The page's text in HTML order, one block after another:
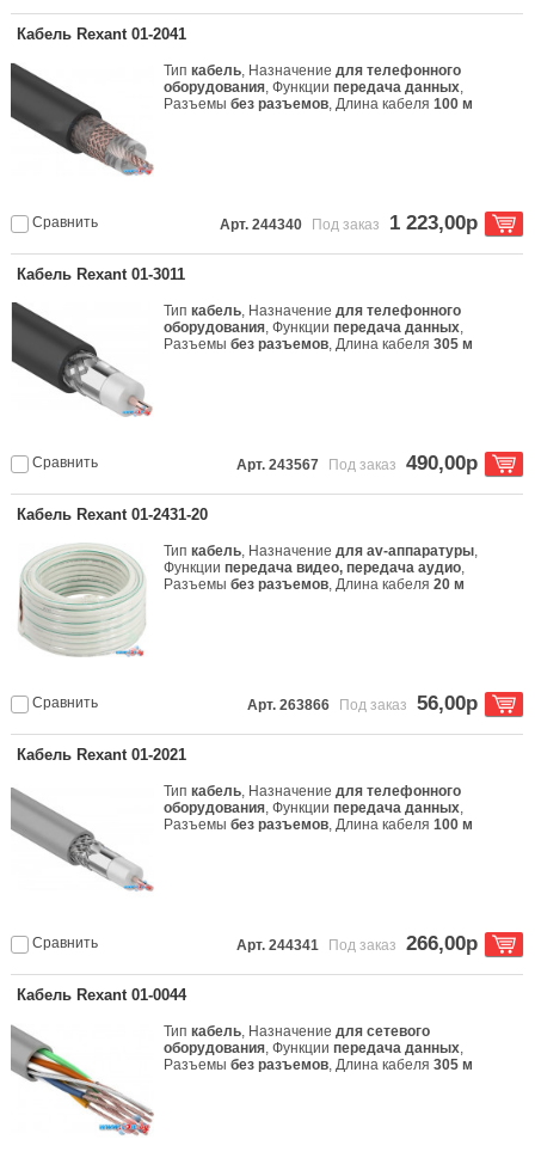
Кабель Rexant 01-2041
Типкабель, Назначениедля телефонного
оборудования, Функциипередача данных,
Разъемыбез разъемов, Длина кабеля100 м
Сравнить Арт. 244340 Под заказ 1 223,00р
Кабель Rexant 01-3011
Типкабель, Назначениедля телефонного
оборудования, Функциипередача данных,
Разъемыбез разъемов, Длина кабеля305 м
Сравнить Арт. 243567 Под заказ 490,00р
Кабель Rexant 01-2431-20
Типкабель, Назначениедля av-аппаратуры,
Функциипередача видео, передача аудио,
Разъемыбез разъемов, Длина кабеля20 м
Сравнить Арт. 263866 Под заказ 56,00р
Кабель Rexant 01-2021
Типкабель, Назначениедля телефонного
оборудования, Функциипередача данных,
Разъемыбез разъемов, Длина кабеля100 м
Сравнить Арт. 244341 Под заказ 266,00р
Кабель Rexant 01-0044
Типкабель, Назначениедля сетевого
оборудования, Функциипередача данных,
Разъемыбез разъемов, Длина кабеля305 м